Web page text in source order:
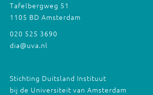
Tafelbergweg 51
1105 BD Amsterdam
020 525 3690
dia@uva.nl
Stichting Duitsland Instituut
bij de Universiteit van Amsterdam